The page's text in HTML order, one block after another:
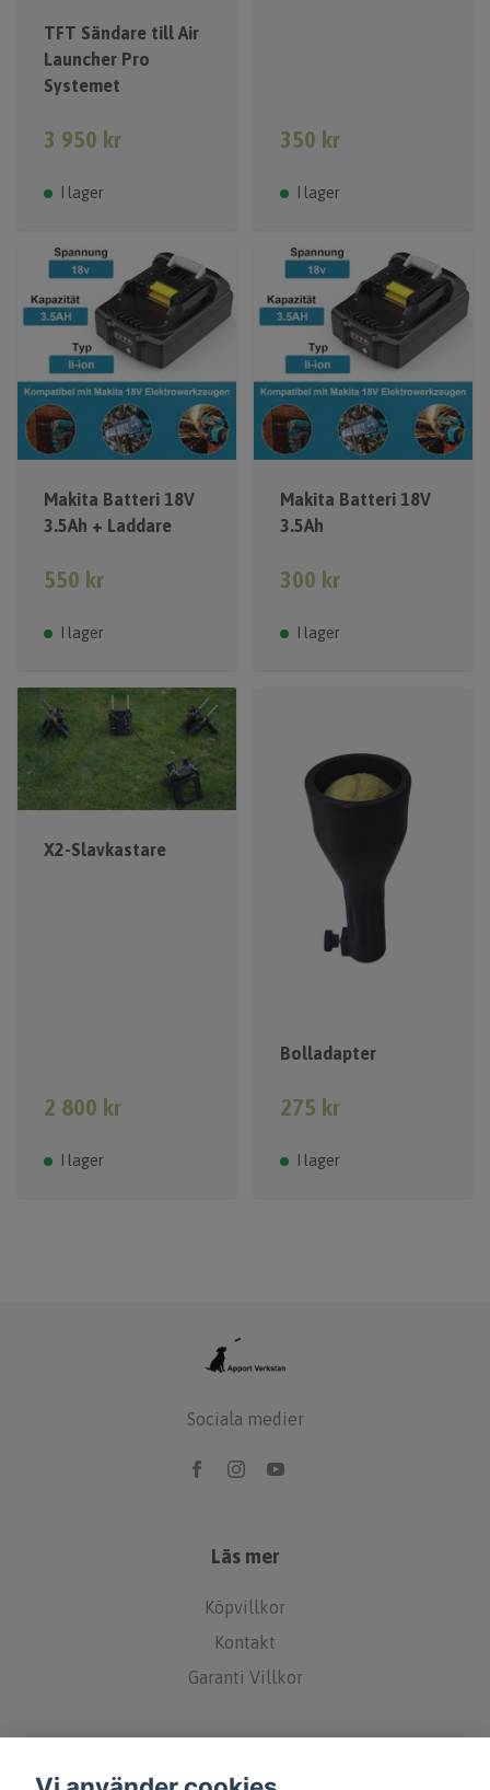
TFT Sändare till Air
Launcher Pro
Systemet
3 950 kr
I lager
350 kr
I lager
Makita Batteri 18V
3.5Ah + Laddare
550 kr
I lager
Makita Batteri 18V
3.5Ah
300 kr
I lager
X2-Slavkastare
2 800 kr
I lager
Bolladapter
275 kr
I lager
Sociala medier
Läs mer
Köpvillkor
Kontakt
Garanti Villkor